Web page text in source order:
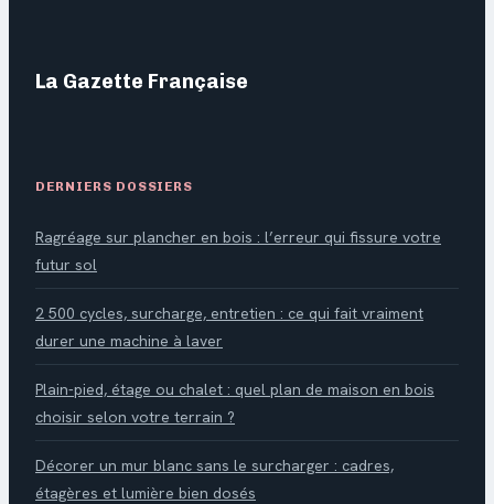
La Gazette Française
DERNIERS DOSSIERS
Ragréage sur plancher en bois : l’erreur qui fissure votre
futur sol
2 500 cycles, surcharge, entretien : ce qui fait vraiment
durer une machine à laver
Plain-pied, étage ou chalet : quel plan de maison en bois
choisir selon votre terrain ?
Décorer un mur blanc sans le surcharger : cadres,
étagères et lumière bien dosés